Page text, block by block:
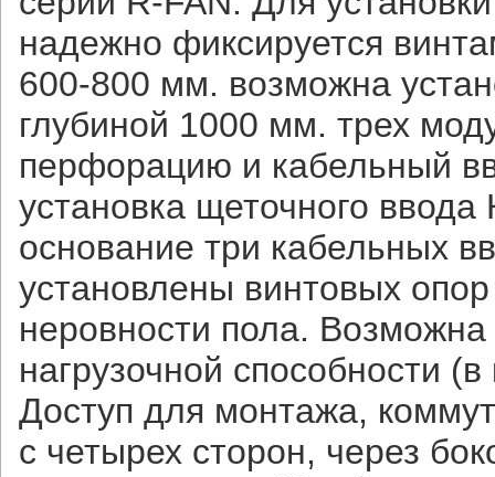
надежно фиксируется
600-800 мм. возможна
глубиной 1000 мм. трех
перфорацию и кабельный
установка щеточного
основание три кабельных
установлены винтовых
неровности пола.
нагрузочной способности
Доступ для монтажа,
с четырех сторон, через